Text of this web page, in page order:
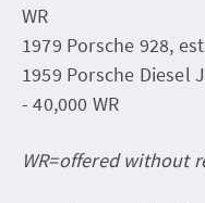
WR
1979 Porsche 928,
1959 Porsche Diesel
- 40,000 WR
WR=offered without